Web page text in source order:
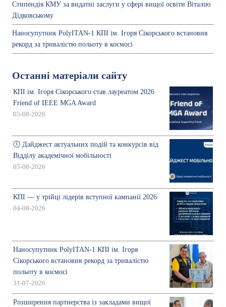
Стипендія КМУ за видатні заслуги у сфері вищої освіти Віталію
Дідковському
Наносупутник PolyITAN-1 КПІ ім. Ігоря Сікорського встановив
рекорд за тривалістю польоту в космосі
Останні матеріали сайту
КПІ ім. Ігоря Сікорського став лауреатом 2026
Friend of IEEE MGA Award
05-08-2026
🕔 Дайджест актуальних подій та конкурсів від
Відділу академічної мобільності
05-08-2026
КПІ — у трійці лідерів вступної кампанії 2026
04-08-2026
Наносупутник PolyITAN-1 КПІ ім. Ігоря
Сікорського встановив рекорд за тривалістю
польоту в космосі
31-07-2026
Розширення партнерства із закладами вищої